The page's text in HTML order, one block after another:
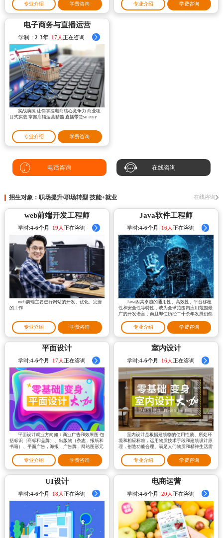
专业介绍 学费咨询 专业介绍 学费咨询
电子商务与直播运营
学制：2-3年 23人正在咨询
实战演练 让你掌握电商核心竞争力 商业项
目式实战 掌握店铺运营精髓 直播带货so easy
专业介绍 学费咨询
电话咨询 在线咨询
招生对象：职场提升/职场转型 技能+就业 在线咨询
web前端开发工程师
学时:4-6个月 23人正在咨询
web前端主要进行网站的开发、优化、完善
的工作
专业介绍 学费咨询
Java软件工程师
学时:4-6个月 17人正在咨询
Java因其卓越的通用性、高效性、平台移植
性和安全性等特性，成为全球范围内应用范围最
广的开发语言，而且即使历经二十余年发展仍然
专业介绍 学费咨询
平面设计
学时:4-6个月 21人 正在咨询
平面设计就业方向如：商业广告和效果图 包
括标识（商标和品牌）、出版物（杂志，报纸和
书籍）、平面广告，海报，广告牌，网站图形元
专业介绍 学费咨询
室内设计
学时:4-6个月 18人 正在咨询
室内设计是根据建筑物的使用性质、所处环
境和相应标准，运用物质技术手段和建筑设计原
理，创造功能合理、满足人们物质和精神生活需
专业介绍 学费咨询
UI设计
学时:4-6个月 20人 正在咨询
电商运营
学时:4-6个月23人正在咨询